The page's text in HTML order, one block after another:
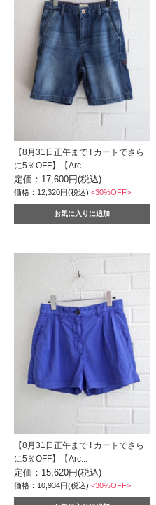
【8月31日正午まで ! カートでさら
に5％OFF】【Arc...
定価：17,600円(税込)
価格：12,320円(税込) <30%OFF>
【8月31日正午まで ! カートでさら
に5％OFF】【Arc...
定価：15,620円(税込)
価格：10,934円(税込) <30%OFF>